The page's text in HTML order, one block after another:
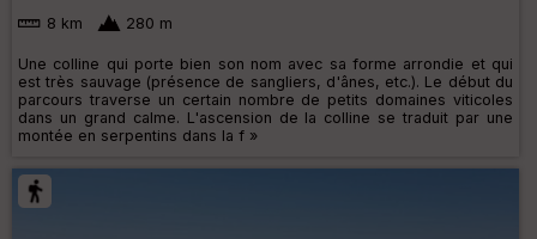
8 km 280 m
Une colline qui porte bien son nom avec sa forme arrondie et qui
est très sauvage (présence de sangliers, d'ânes, etc.). Le début du
parcours traverse un certain nombre de petits domaines viticoles
dans un grand calme. L'ascension de la colline se traduit par une
montée en serpentins dans la f »